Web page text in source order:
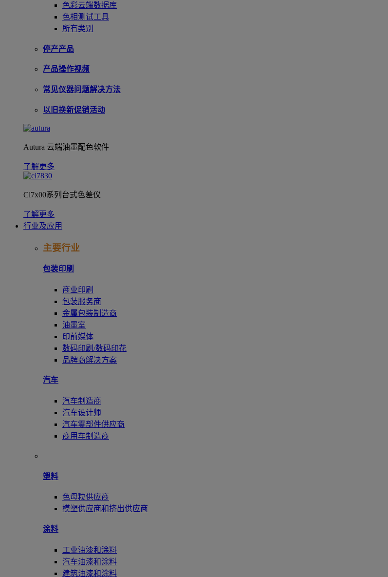
色彩云端数据库
色相测试工具
所有类别
停产产品
产品操作视频
常见仪器问题解决方法
以旧换新促销活动
Autura 云端油墨配色软件
了解更多
Ci7x00系列台式色差仪
了解更多
行业及应用
主要行业
包装印刷
商业印刷
包装服务商
金属包装制造商
油墨室
印前媒体
数码印刷/数码印花
品牌商解决方案
汽车
汽车制造商
汽车设计师
汽车零部件供应商
商用车制造商
塑料
色母粒供应商
模塑供应商和挤出供应商
涂料
工业油漆和涂料
汽车油漆和涂料
建筑油漆和涂料